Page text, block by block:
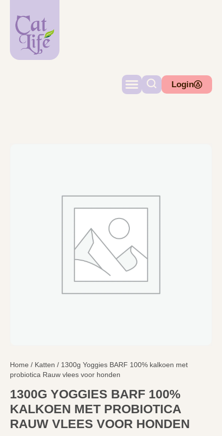
Login
Home / Katten / 1300g Yoggies BARF 100% kalkoen met
probiotica Rauw vlees voor honden
1300G YOGGIES BARF 100%
KALKOEN MET PROBIOTICA
RAUW VLEES VOOR HONDEN